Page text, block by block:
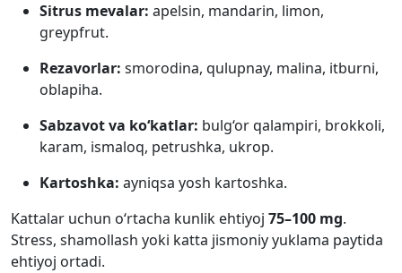
Sitrus mevalar: apelsin, mandarin, limon,
greypfrut.
Rezavorlar: smorodina, qulupnay, malina, itburni,
oblapiha.
Sabzavot va ko‘katlar: bulg‘or qalampiri, brokkoli,
karam, ismaloq, petrushka, ukrop.
Kartoshka: ayniqsa yosh kartoshka.
Kattalar uchun o‘rtacha kunlik ehtiyoj 75–100 mg.
Stress, shamollash yoki katta jismoniy yuklama paytida
ehtiyoj ortadi.